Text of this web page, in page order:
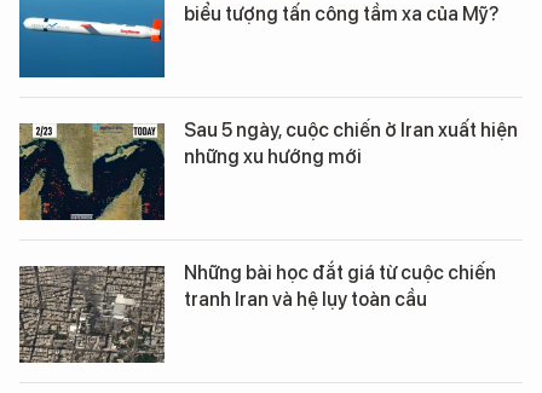
biểu tượng tấn công tầm xa của Mỹ?
Sau 5 ngày, cuộc chiến ở Iran xuất hiện
những xu hướng mới
Những bài học đắt giá từ cuộc chiến
tranh Iran và hệ lụy toàn cầu